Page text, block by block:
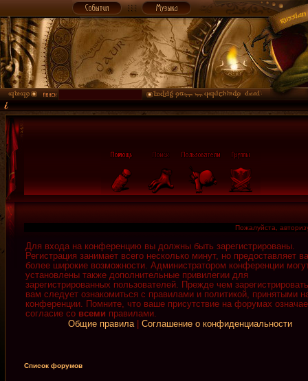
Пожалуйста,
Для входа на конференцию вы должны быть зарегистрированы.
Регистрация занимает всего несколько минут, но предоставляет
более широкие возможности. Администратором конференции
установлены также дополнительные привилегии для
зарегистрированных пользователей. Прежде чем
вам следует ознакомиться с правилами и политикой, принятыми
конференции. Помните, что ваше присутствие на форумах
согласие со всеми правилами.
Общие правила| Соглашение о конфиденциальности
Список форумов